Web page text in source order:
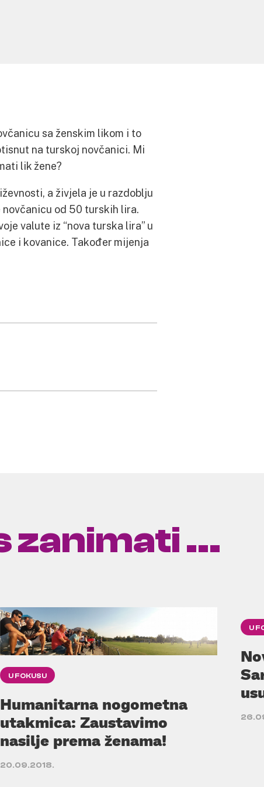
sa ženskim likom i to
na turskoj novčanici. Mi
lik žene?
a živjela je u razdoblju
od 50 turskih lira.
valute iz “nova turska lira” u
i kovanice. Također mijenja
zanimati ...
U FOKUSU
Humanitarna nogometna
utakmica: Zaustavimo
nasilje prema ženama!
20.09.2018.
U